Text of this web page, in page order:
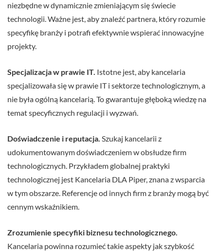
niezbędne w dynamicznie zmieniającym się świecie
technologii. Ważne jest, aby znaleźć partnera, który rozumie
specyfikę branży i potrafi efektywnie wspierać innowacyjne
projekty.
Specjalizacja w prawie IT. Istotne jest, aby kancelaria
specjalizowała się w prawie IT i sektorze technologicznym, a
nie była ogólną kancelarią. To gwarantuje głęboką wiedzę na
temat specyficznych regulacji i wyzwań.
Doświadczenie i reputacja. Szukaj kancelarii z
udokumentowanym doświadczeniem w obsłudze firm
technologicznych. Przykładem globalnej praktyki
technologicznej jest Kancelaria DLA Piper, znana z wsparcia
w tym obszarze. Referencje od innych firm z branży mogą być
cennym wskaźnikiem.
Zrozumienie specyfiki biznesu technologicznego.
Kancelaria powinna rozumieć takie aspekty jak szybkość